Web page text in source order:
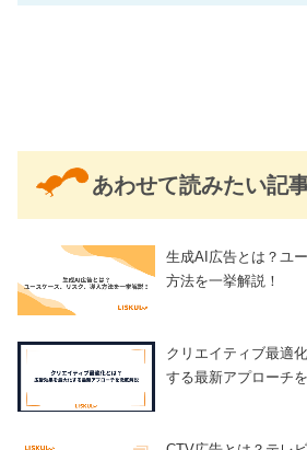
あわせて読みたい記
生成AI広告とは？ユ
方法を一挙解説！
クリエイティブ最適
する最新アプローチ